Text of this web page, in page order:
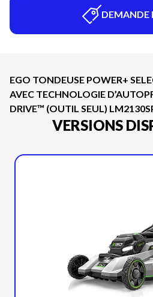
DEMANDE
EGO TONDEUSE POWER+
AVEC TECHNOLOGIE
DRIVE™ (OUTIL SEUL)
VERSIONS